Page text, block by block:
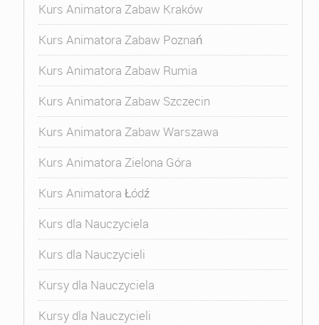
Kurs Animatora Zabaw Kraków
Kurs Animatora Zabaw Poznań
Kurs Animatora Zabaw Rumia
Kurs Animatora Zabaw Szczecin
Kurs Animatora Zabaw Warszawa
Kurs Animatora Zielona Góra
Kurs Animatora Łódź
Kurs dla Nauczyciela
Kurs dla Nauczycieli
Kursy dla Nauczyciela
Kursy dla Nauczycieli